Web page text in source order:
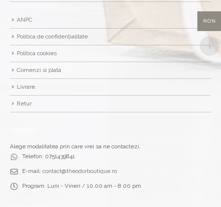
ANPC
Politica de confidențialitate
Politica cookies
Comenzi si plata
Livrare
Retur
Alege modalitatea prin care vrei sa ne contactezi.
Telefon: 0751439841
E-mail: contact@theodorboutique.ro
Program: Luni - Vineri / 10.00 am - 8.00 pm
RON